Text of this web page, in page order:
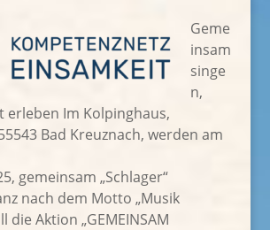
Geme
insam
singe
n,
erleben Im Kolpinghaus,
Bad Kreuznach, werden am
gemeinsam „Schlager“
nach dem Motto „Musik
die Aktion „GEMEINSAM